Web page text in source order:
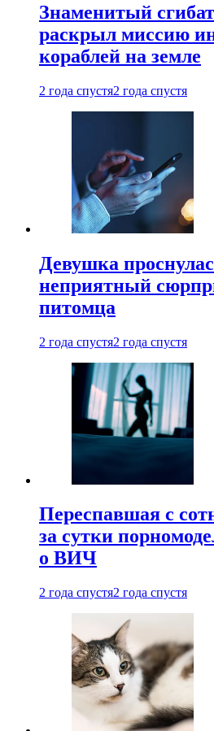
Знаменитый
раскрыл миссию
кораблей на земле
2 года спустя2 года спустя
Девушка
неприятный
питомца
2 года спустя2 года спустя
Переспавшая с
за сутки
о ВИЧ
2 года спустя2 года спустя